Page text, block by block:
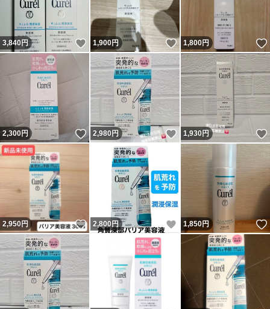
3,840 円 いいね！
1,900円 いいね！
1,800円
2,300円 いいね！
2,980円 いいね！
1,930円
2,950円 いいね！
2,800円 いいね！
1,850円